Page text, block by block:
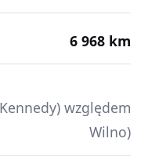
6 968 km
względem
Wilno)